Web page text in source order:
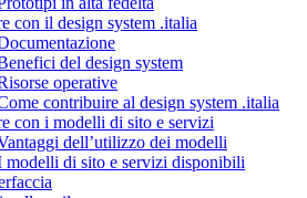
con il design system .italia
del design system
operative
contribuire al design system .italia
con i modelli di sito e servizi
dell’utilizzo dei modelli
modelli di sito e servizi disponibili